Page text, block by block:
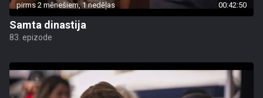
pirms 2 mēnešiem, 1 nedēļas 00:42:50
Samta dinastija
83. epizode